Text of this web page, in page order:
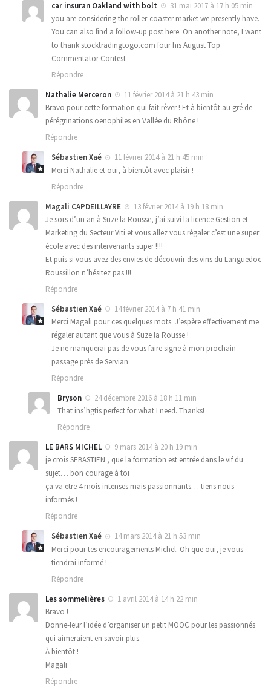
car insuran Oakland with bolt
31 mai 2017 à 17 h 05 min
you are considering the roller-coaster market we presently have.
You can also find a follow-up post here. On another note, I want
to thank stocktradingtogo.com four his August Top
Commentator Contest
Répondre
Nathalie Merceron
11 février 2014 à 21 h 43 min
Bravo pour cette formation qui fait rêver ! Et à bientôt au gré de
pérégrinations oenophiles en Vallée du Rhône !
Répondre
Sébastien Xaé
11 février 2014 à 21 h 45 min
Merci Nathalie et oui, à bientôt avec plaisir !
Répondre
Magali CAPDEILLAYRE
13 février 2014 à 19 h 18 min
Je sors d’un an à Suze la Rousse, j’ai suivi la licence Gestion et
Marketing du Secteur Viti et vous allez vous régaler c’est une super
école avec des intervenants super !!!!
Et puis si vous avez des envies de découvrir des vins du Languedoc
Roussillon n’hésitez pas !!!
Répondre
Sébastien Xaé
14 février 2014 à 7 h 41 min
Merci Magali pour ces quelques mots. J’espère effectivement me
régaler autant que vous à Suze la Rousse !
Je ne manquerai pas de vous faire signe à mon prochain
passage près de Servian
Répondre
Bryson
24 décembre 2016 à 18 h 11 min
That ins’hgtis perfect for what I need. Thanks!
Répondre
LE BARS MICHEL
9 mars 2014 à 20 h 19 min
je crois SEBASTIEN , que la formation est entrée dans le vif du
sujet… bon courage à toi
ça va etre 4 mois intenses mais passionnants… tiens nous
informés !
Répondre
Sébastien Xaé
14 mars 2014 à 21 h 53 min
Merci pour tes encouragements Michel. Oh que oui, je vous
tiendrai informé !
Répondre
Les sommelières
1 avril 2014 à 14 h 22 min
Bravo !
Donne-leur l’idée d’organiser un petit MOOC pour les passionnés
qui aimeraient en savoir plus.
À bientôt !
Magali
Répondre